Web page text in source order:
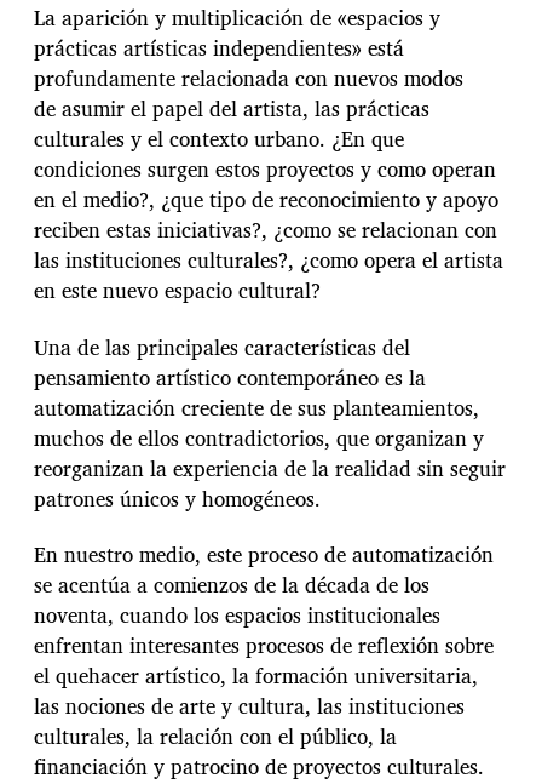
La aparición y multiplicación de «espacios y
prácticas artísticas independientes» está
profundamente relacionada con nuevos modos
de asumir el papel del artista, las prácticas
culturales y el contexto urbano. ¿En que
condiciones surgen estos proyectos y como operan
en el medio?, ¿que tipo de reconocimiento y apoyo
reciben estas iniciativas?, ¿como se relacionan con
las instituciones culturales?, ¿como opera el artista
en este nuevo espacio cultural?
Una de las principales características del
pensamiento artístico contemporáneo es la
automatización creciente de sus planteamientos,
muchos de ellos contradictorios, que organizan y
reorganizan la experiencia de la realidad sin seguir
patrones únicos y homogéneos.
En nuestro medio, este proceso de automatización
se acentúa a comienzos de la década de los
noventa, cuando los espacios institucionales
enfrentan interesantes procesos de reflexión sobre
el quehacer artístico, la formación universitaria,
las nociones de arte y cultura, las instituciones
culturales, la relación con el público, la
financiación y patrocino de proyectos culturales.